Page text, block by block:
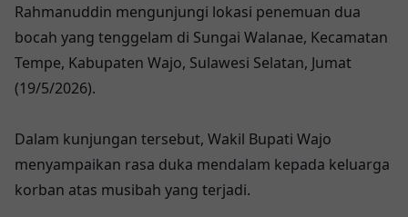
Rahmanuddin mengunjungi lokasi penemuan dua
bocah yang tenggelam di Sungai Walanae, Kecamatan
Tempe, Kabupaten Wajo, Sulawesi Selatan, Jumat
(19/5/2026).
Dalam kunjungan tersebut, Wakil Bupati Wajo
menyampaikan rasa duka mendalam kepada keluarga
korban atas musibah yang terjadi.